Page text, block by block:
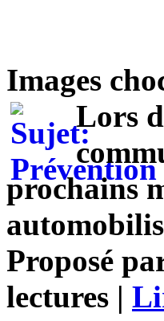
Images
Lors
prochains
Proposé
lectures |